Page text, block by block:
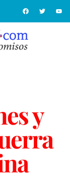
y